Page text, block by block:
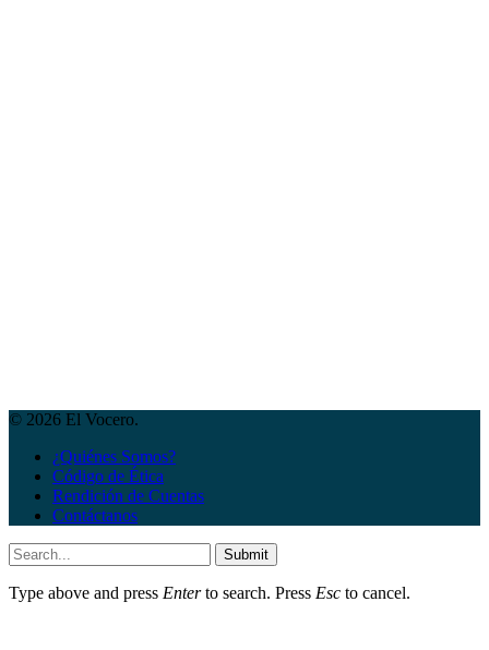
© 2026 El Vocero.
¿Quiénes Somos?
Código de Ética
Rendición de Cuentas
Contáctanos
Submit
Type above and press Enterto search. Press Esc to cancel.